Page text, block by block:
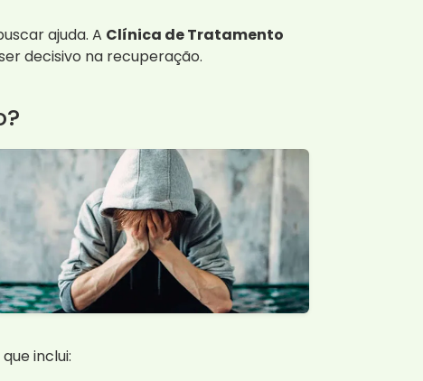
ajuda. A Clínica de Tratamento
decisivo na recuperação.
inclui: